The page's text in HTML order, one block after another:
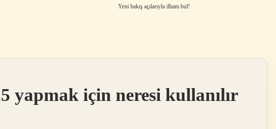
Yeni bakış açılarıyla ilham bul!
yapmak için neresi kullanılır